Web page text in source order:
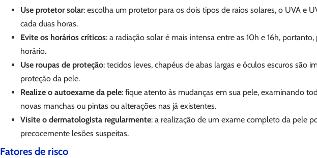
Use protetor solar: escolha um protetor para os dois tipos de raios solares, o UVA e
cada duas horas.
Evite os horários críticos: a radiação solar é mais intensa entre as 10h e 16h,
horário.
Use roupas de proteção: tecidos leves, chapéus de abas largas e óculos escuros são
proteção da pele.
Realize o autoexame da pele: fique atento às mudanças em sua pele, examinando
novas manchas ou pintas ou alterações nas já existentes.
Visite o dermatologista regularmente: a realização de um exame completo da pele
precocemente lesões suspeitas.
Fatores de risco